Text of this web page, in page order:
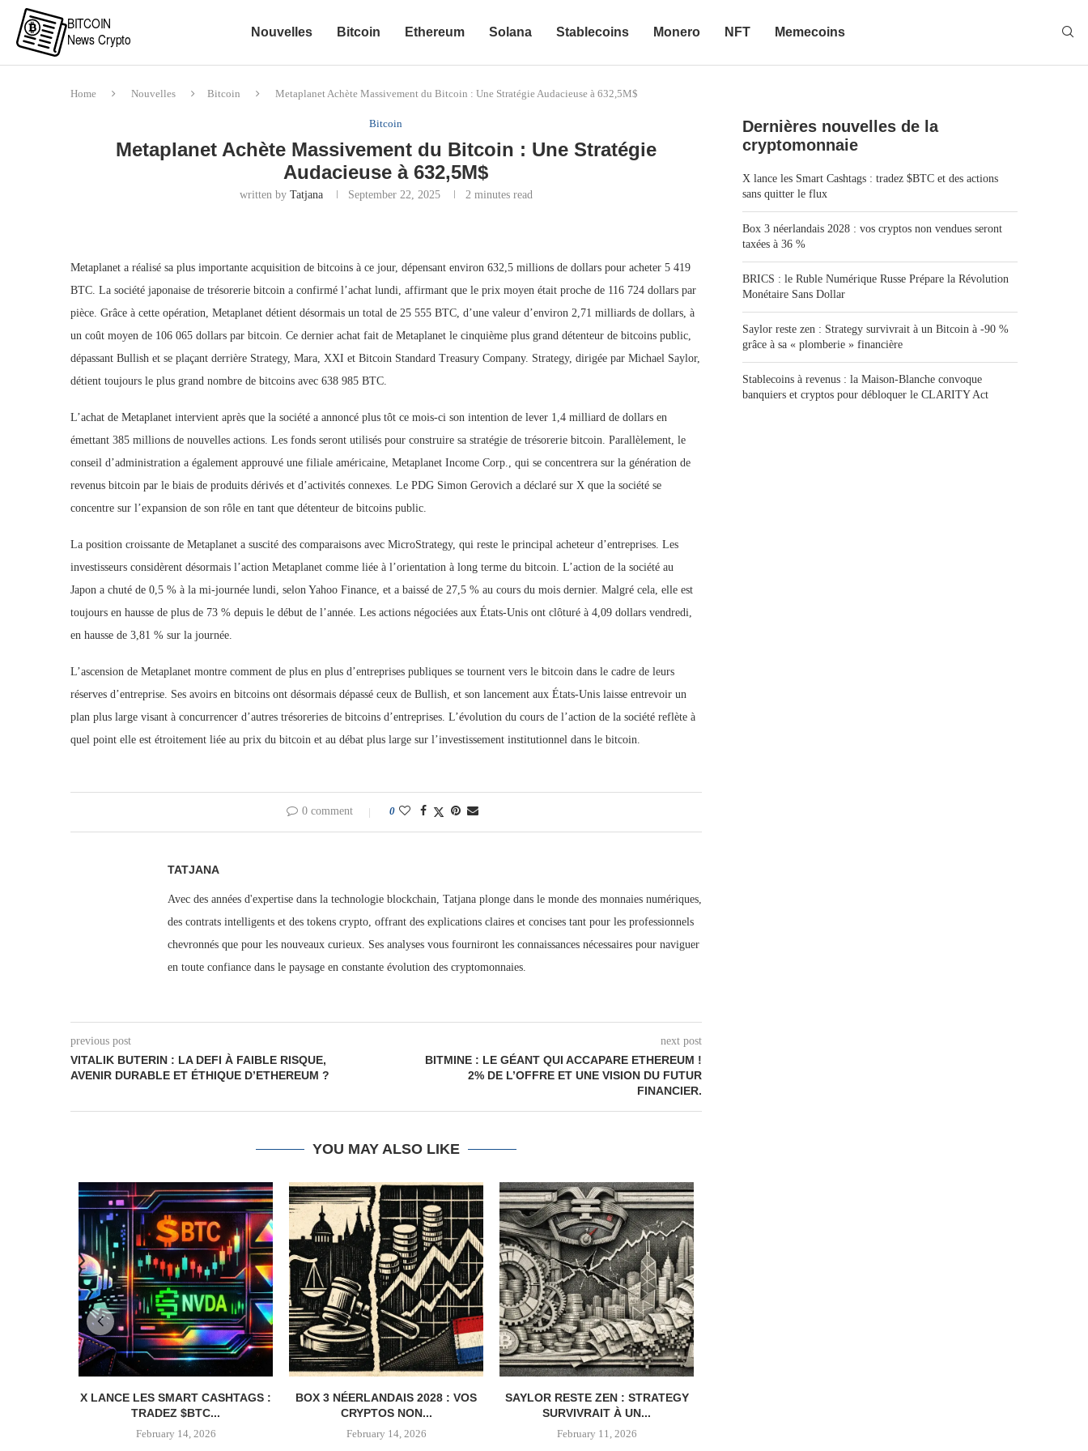
Nouvelles Bitcoin Ethereum Solana Stablecoins Monero NFT Memecoins
Home Nouvelles Bitcoin Metaplanet Achète Massivement du Bitcoin : Une Stratégie Audacieuse à 632,5M$
Bitcoin
Metaplanet Achète Massivement du Bitcoin : Une Stratégie
Audacieuse à 632,5M$
written by Tatjana September 22, 2025 2 minutes read
Metaplanet a réalisé sa plus importante acquisition de bitcoins à ce jour, dépensant environ 632,5 millions de dollars pour acheter 5 419
BTC. La société japonaise de trésorerie bitcoin a confirmé l’achat lundi, affirmant que le prix moyen était proche de 116 724 dollars par
pièce. Grâce à cette opération, Metaplanet détient désormais un total de 25 555 BTC, d’une valeur d’environ 2,71 milliards de dollars, à
un coût moyen de 106 065 dollars par bitcoin. Ce dernier achat fait de Metaplanet le cinquième plus grand détenteur de bitcoins public,
dépassant Bullish et se plaçant derrière Strategy, Mara, XXI et Bitcoin Standard Treasury Company. Strategy, dirigée par Michael Saylor,
détient toujours le plus grand nombre de bitcoins avec 638 985 BTC.
L’achat de Metaplanet intervient après que la société a annoncé plus tôt ce mois-ci son intention de lever 1,4 milliard de dollars en
émettant 385 millions de nouvelles actions. Les fonds seront utilisés pour construire sa stratégie de trésorerie bitcoin. Parallèlement, le
conseil d’administration a également approuvé une filiale américaine, Metaplanet Income Corp., qui se concentrera sur la génération de
revenus bitcoin par le biais de produits dérivés et d’activités connexes. Le PDG Simon Gerovich a déclaré sur X que la société se
concentre sur l’expansion de son rôle en tant que détenteur de bitcoins public.
La position croissante de Metaplanet a suscité des comparaisons avec MicroStrategy, qui reste le principal acheteur d’entreprises. Les
investisseurs considèrent désormais l’action Metaplanet comme liée à l’orientation à long terme du bitcoin. L’action de la société au
Japon a chuté de 0,5 % à la mi-journée lundi, selon Yahoo Finance, et a baissé de 27,5 % au cours du mois dernier. Malgré cela, elle est
toujours en hausse de plus de 73 % depuis le début de l’année. Les actions négociées aux États-Unis ont clôturé à 4,09 dollars vendredi,
en hausse de 3,81 % sur la journée.
L’ascension de Metaplanet montre comment de plus en plus d’entreprises publiques se tournent vers le bitcoin dans le cadre de leurs
réserves d’entreprise. Ses avoirs en bitcoins ont désormais dépassé ceux de Bullish, et son lancement aux États-Unis laisse entrevoir un
plan plus large visant à concurrencer d’autres trésoreries de bitcoins d’entreprises. L’évolution du cours de l’action de la société reflète à
quel point elle est étroitement liée au prix du bitcoin et au débat plus large sur l’investissement institutionnel dans le bitcoin.
0 comment 0
TATJANA
Avec des années d'expertise dans la technologie blockchain, Tatjana plonge dans le monde des monnaies numériques,
des contrats intelligents et des tokens crypto, offrant des explications claires et concises tant pour les professionnels
chevronnés que pour les nouveaux curieux. Ses analyses vous fourniront les connaissances nécessaires pour naviguer
en toute confiance dans le paysage en constante évolution des cryptomonnaies.
previous post
VITALIK BUTERIN : LA DEFI À FAIBLE RISQUE,
AVENIR DURABLE ET ÉTHIQUE D’ETHEREUM ?
next post
BITMINE : LE GÉANT QUI ACCAPARE ETHEREUM !
2% DE L’OFFRE ET UNE VISION DU FUTUR
FINANCIER.
YOU MAY ALSO LIKE
X LANCE LES SMART CASHTAGS :
TRADEZ $BTC...
February 14, 2026
BOX 3 NÉERLANDAIS 2028 : VOS
CRYPTOS NON...
February 14, 2026
SAYLOR RESTE ZEN : STRATEGY
SURVIVRAIT À UN...
February 11, 2026
Dernières nouvelles de la
cryptomonnaie
X lance les Smart Cashtags : tradez $BTC et des actions
sans quitter le flux
Box 3 néerlandais 2028 : vos cryptos non vendues seront
taxées à 36 %
BRICS : le Ruble Numérique Russe Prépare la Révolution
Monétaire Sans Dollar
Saylor reste zen : Strategy survivrait à un Bitcoin à -90 %
grâce à sa « plomberie » financière
Stablecoins à revenus : la Maison-Blanche convoque
banquiers et cryptos pour débloquer le CLARITY Act